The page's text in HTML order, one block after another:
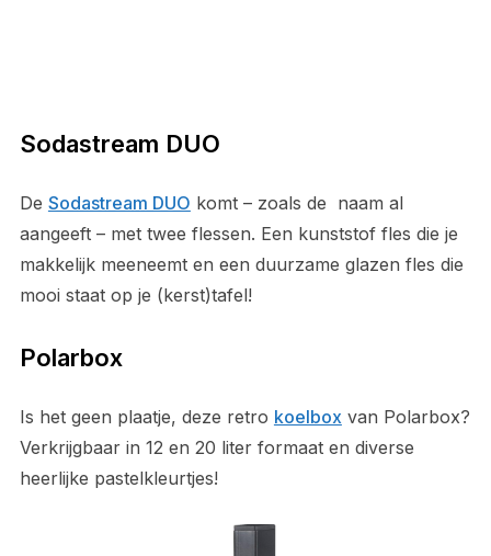
Sodastream DUO
De Sodastream DUO komt – zoals de naam al
aangeeft – met twee flessen. Een kunststof fles die je
makkelijk meeneemt en een duurzame glazen fles die
mooi staat op je (kerst)tafel!
Polarbox
Is het geen plaatje, deze retro koelbox van Polarbox?
Verkrijgbaar in 12 en 20 liter formaat en diverse
heerlijke pastelkleurtjes!